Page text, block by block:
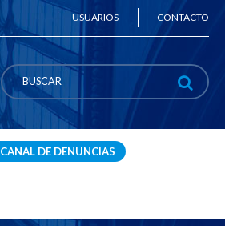
USUARIOS CONTACTO
CANAL DE DENUNCIAS